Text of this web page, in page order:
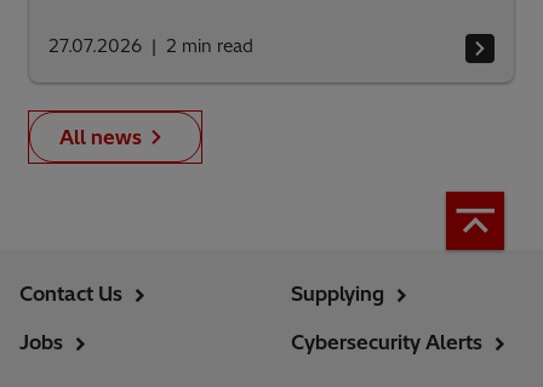
27.07.2026 2 min read
All news
Contact Us
Jobs
Supplying
Cybersecurity Alerts